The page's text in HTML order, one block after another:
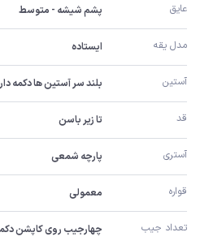
عایق پشم شیشه - متوسط
مدل یقه ایستاده
آستین بلند سر آستین ها دکمه دار
قد تا زیر باسن
آستری پارچه شمعی
قواره معمولی
تعداد جیب